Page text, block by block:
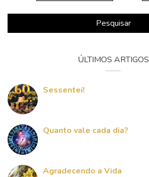
Pesquisar
ÚLTIMOS ARTIGOS
Sessentei!
Quanto vale cada dia?
Agradecendo a Vida